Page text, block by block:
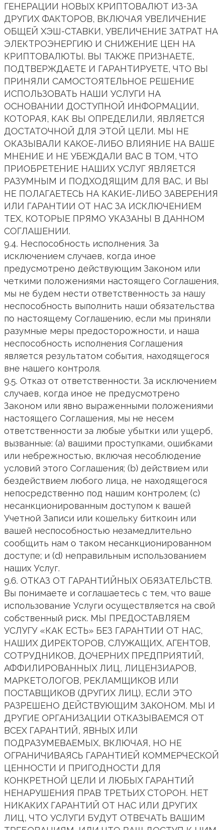
ГЕНЕРАЦИИ НОВЫХ КРИПТОВАЛЮТ ИЗ-ЗА
ДРУГИХ ФАКТОРОВ, ВКЛЮЧАЯ УВЕЛИЧЕНИЕ
ОБЩЕЙ ХЭШ-СТАВКИ, УВЕЛИЧЕНИЕ ЗАТРАТ НА
ЭЛЕКТРОЭНЕРГИЮ И СНИЖЕНИЕ ЦЕН НА
КРИПТОВАЛЮТЫ. ВЫ ТАКЖЕ ПРИЗНАЕТЕ,
ПОДТВЕРЖДАЕТЕ И ГАРАНТИРУЕТЕ, ЧТО ВЫ
ПРИНЯЛИ САМОСТОЯТЕЛЬНОЕ РЕШЕНИЕ
ИСПОЛЬЗОВАТЬ НАШИ УСЛУГИ НА
ОСНОВАНИИ ДОСТУПНОЙ ИНФОРМАЦИИ,
КОТОРАЯ, КАК ВЫ ОПРЕДЕЛИЛИ, ЯВЛЯЕТСЯ
ДОСТАТОЧНОЙ ДЛЯ ЭТОЙ ЦЕЛИ. МЫ НЕ
ОКАЗЫВАЛИ КАКОЕ-ЛИБО ВЛИЯНИЕ НА ВАШЕ
МНЕНИЕ И НЕ УБЕЖДАЛИ ВАС В ТОМ, ЧТО
ПРИОБРЕТЕНИЕ НАШИХ УСЛУГ ЯВЛЯЕТСЯ
РАЗУМНЫМ И ПОДХОДЯЩИМ ДЛЯ ВАС, И ВЫ
НЕ ПОЛАГАЕТЕСЬ НА КАКИЕ-ЛИБО ЗАВЕРЕНИЯ
ИЛИ ГАРАНТИИ ОТ НАС ЗА ИСКЛЮЧЕНИЕМ
ТЕХ, КОТОРЫЕ ПРЯМО УКАЗАНЫ В ДАННОМ
СОГЛАШЕНИИ.
9.4. Неспособность исполнения. За
исключением случаев, когда иное
предусмотрено действующим Законом или
четкими положениями настоящего Соглашения,
мы не будем нести ответственность за нашу
неспособность выполнить наши обязательства
по настоящему Соглашению, если мы приняли
разумные меры предосторожности, и наша
неспособность исполнения Соглашения
является результатом события, находящегося
вне нашего контроля.
9.5. Отказ от ответственности. За исключением
случаев, когда иное не предусмотрено
Законом или явно выраженными положениями
настоящего Соглашения, мы не несем
ответственности за любые убытки или ущерб,
вызванные: (a) вашими проступками, ошибками
или небрежностью, включая несоблюдение
условий этого Соглашения; (b) действием или
бездействием любого лица, не находящегося
непосредственно под нашим контролем; (c)
несанкционированным доступом к вашей
Учетной Записи или кошельку биткоин или
вашей неспособностью незамедлительно
сообщить нам о таком несанкционированном
доступе; и (d) неправильным использованием
наших Услуг.
9.6. ОТКАЗ ОТ ГАРАНТИЙНЫХ ОБЯЗАТЕЛЬСТВ.
Вы понимаете и соглашаетесь с тем, что ваше
использование Услуги осуществляется на свой
собственный риск. МЫ ПРЕДОСТАВЛЯЕМ
УСЛУГУ «КАК ЕСТЬ» БЕЗ ГАРАНТИИ ОТ НАС,
НАШИХ ДИРЕКТОРОВ, СЛУЖАЩИХ, АГЕНТОВ,
СОТРУДНИКОВ, ДОЧЕРНИХ ПРЕДПРИЯТИЙ,
АФФИЛИРОВАННЫХ ЛИЦ, ЛИЦЕНЗИАРОВ,
МАРКЕТОЛОГОВ, РЕКЛАМЩИКОВ ИЛИ
ПОСТАВЩИКОВ (ДРУГИХ ЛИЦ), ЕСЛИ ЭТО
РАЗРЕШЕНО ДЕЙСТВУЮЩИМ ЗАКОНОМ. МЫ И
ДРУГИЕ ОРГАНИЗАЦИИ ОТКАЗЫВАЕМСЯ ОТ
ВСЕХ ГАРАНТИЙ, ЯВНЫХ ИЛИ
ПОДРАЗУМЕВАЕМЫХ, ВКЛЮЧАЯ, НО НЕ
ОГРАНИЧИВАЯСЬ ГАРАНТИЕЙ КОММЕРЧЕСКОЙ
ЦЕННОСТИ И ПРИГОДНОСТИ ДЛЯ
КОНКРЕТНОЙ ЦЕЛИ И ЛЮБЫХ ГАРАНТИЙ
НЕНАРУШЕНИЯ ПРАВ ТРЕТЬИХ СТОРОН. НЕТ
НИКАКИХ ГАРАНТИЙ ОТ НАС ИЛИ ДРУГИХ
ЛИЦ, ЧТО УСЛУГИ БУДУТ ОТВЕЧАТЬ ВАШИМ